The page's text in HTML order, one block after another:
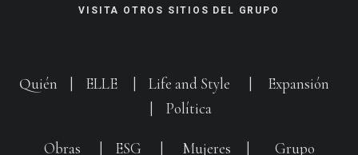
VISITA OTROS SITIOS DEL GRUPO
Quién ELLE Life and Style
Expansión
Política
Obras ESG Mujeres Grupo